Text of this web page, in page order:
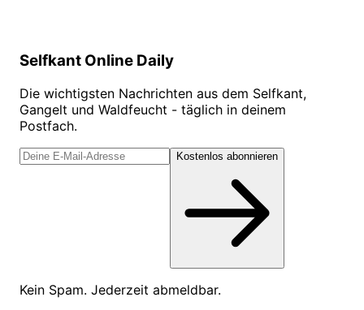
Selfkant Online Daily
Die wichtigsten Nachrichten aus dem Selfkant,
Gangelt und Waldfeucht - täglich in deinem
Postfach.
Kostenlos abonnieren
Kein Spam. Jederzeit abmeldbar.